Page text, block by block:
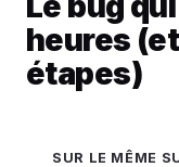
heures
étapes)
SUR LE MÊME